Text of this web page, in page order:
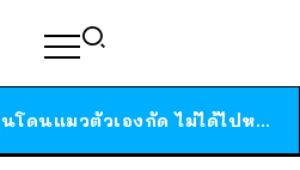
ได้เวลาเด็กหนวดรวมตัว RF Online Next เปิดให้เล่นแล้ว เกม Sci-Fi MMORPG ระดับตำนาน เล่นได้ทั้งมือถือและ PC